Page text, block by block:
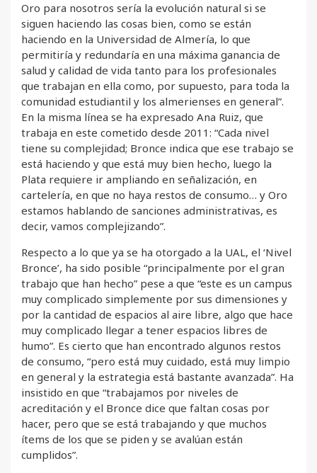
Oro para nosotros sería la evolución natural si se
siguen haciendo las cosas bien, como se están
haciendo en la Universidad de Almería, lo que
permitiría y redundaría en una máxima ganancia de
salud y calidad de vida tanto para los profesionales
que trabajan en ella como, por supuesto, para toda la
comunidad estudiantil y los almerienses en general”.
En la misma línea se ha expresado Ana Ruiz, que
trabaja en este cometido desde 2011: “Cada nivel
tiene su complejidad; Bronce indica que ese trabajo se
está haciendo y que está muy bien hecho, luego la
Plata requiere ir ampliando en señalización, en
cartelería, en que no haya restos de consumo… y Oro
estamos hablando de sanciones administrativas, es
decir, vamos complejizando”.
Respecto a lo que ya se ha otorgado a la UAL, el ‘Nivel
Bronce’, ha sido posible “principalmente por el gran
trabajo que han hecho” pese a que “este es un campus
muy complicado simplemente por sus dimensiones y
por la cantidad de espacios al aire libre, algo que hace
muy complicado llegar a tener espacios libres de
humo”. Es cierto que han encontrado algunos restos
de consumo, “pero está muy cuidado, está muy limpio
en general y la estrategia está bastante avanzada”. Ha
insistido en que “trabajamos por niveles de
acreditación y el Bronce dice que faltan cosas por
hacer, pero que se está trabajando y que muchos
ítems de los que se piden y se avalúan están
cumplidos”.